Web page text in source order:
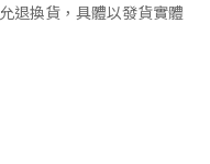
退換貨，具體以發貨實體